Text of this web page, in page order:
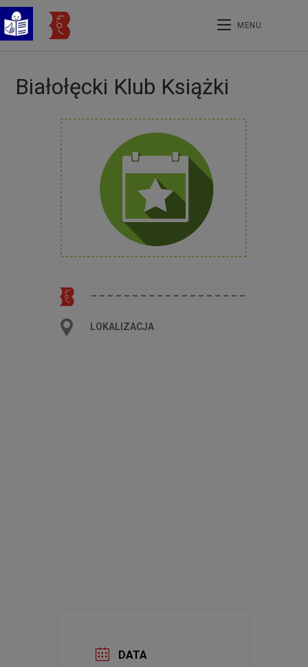
MENU
Białołęcki Klub Książki
– – – – – – – – – – – – – – – – – – –
LOKALIZACJA
DATA